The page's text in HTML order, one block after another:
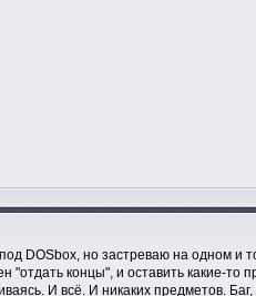
DOSbox, но застреваю на одном и
"отдать концы", и оставить какие-то
И всё. И никаких предметов. Баг,